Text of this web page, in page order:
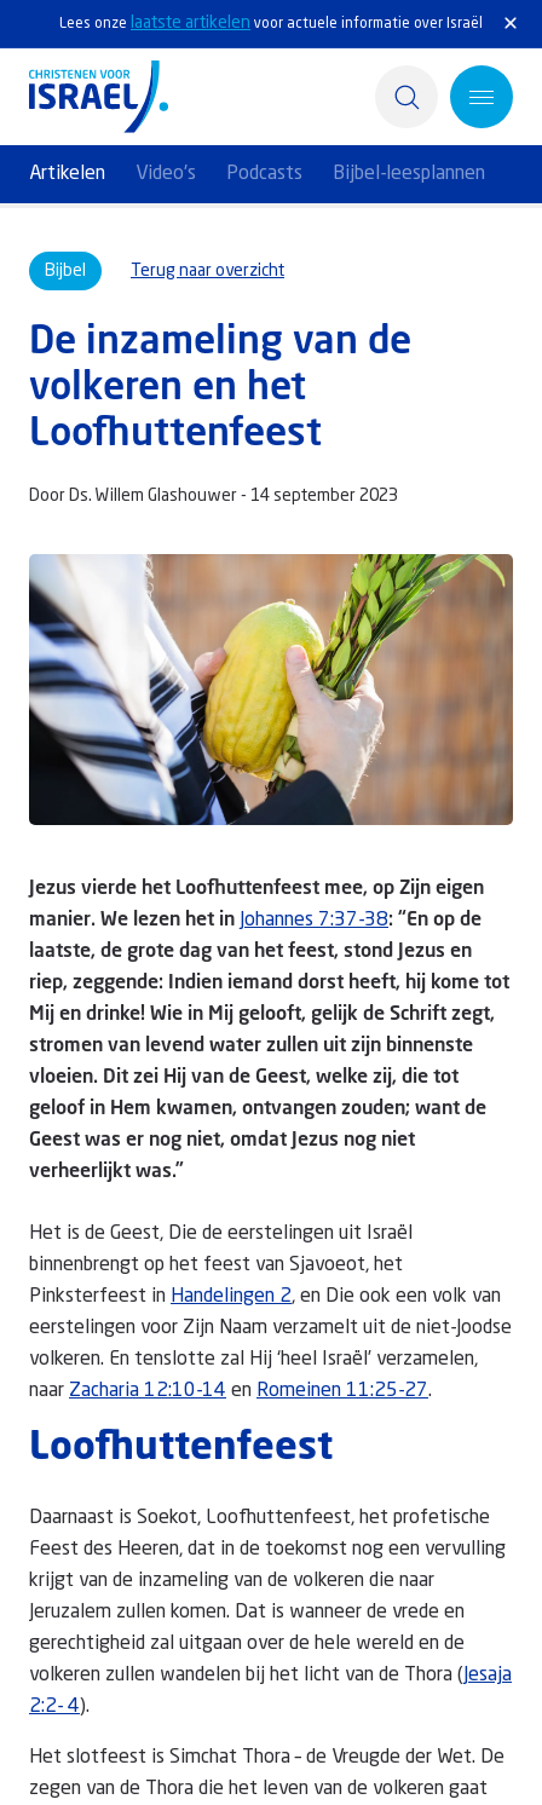
Lees onze laatste artikelen voor actuele informatie over Israël
Artikelen Video's Podcasts Bijbel-leesplannen
Actief
Ontdek
Steun Israël
Doneer
Bijbel Terug naar overzicht
De inzameling van de
volkeren en het
Loofhuttenfeest
Door Ds. Willem Glashouwer - 14 september 2023
Jezus vierde het Loofhuttenfeest mee, op Zijn eigen
manier. We lezen het in Johannes 7:37-38: “En op de
laatste, de grote dag van het feest, stond Jezus en
riep, zeggende: Indien iemand dorst heeft, hij kome tot
Mij en drinke! Wie in Mij gelooft, gelijk de Schrift zegt,
stromen van levend water zullen uit zijn binnenste
vloeien. Dit zei Hij van de Geest, welke zij, die tot
geloof in Hem kwamen, ontvangen zouden; want de
Geest was er nog niet, omdat Jezus nog niet
verheerlijkt was.”
Het is de Geest, Die de eerstelingen uit Israël
binnenbrengt op het feest van Sjavoeot, het
Pinksterfeest in Handelingen 2, en Die ook een volk van
eerstelingen voor Zijn Naam verzamelt uit de niet-Joodse
volkeren. En tenslotte zal Hij ‘heel Israël’ verzamelen,
naar Zacharia 12:10-14 en Romeinen 11:25-27.
Loofhuttenfeest
Daarnaast is Soekot, Loofhuttenfeest, het profetische
Feest des Heeren, dat in de toekomst nog een vervulling
krijgt van de inzameling van de volkeren die naar
Jeruzalem zullen komen. Dat is wanneer de vrede en
gerechtigheid zal uitgaan over de hele wereld en de
volkeren zullen wandelen bij het licht van de Thora ( Jesaja
2:2- 4).
Het slotfeest is Simchat Thora – de Vreugde der Wet. De
zegen van de Thora die het leven van de volkeren gaat